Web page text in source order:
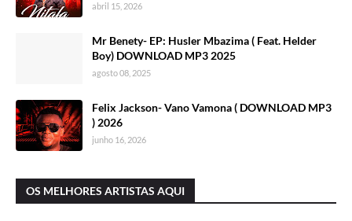
abril 15, 2026
Mr Benety- EP: Husler Mbazima ( Feat. Helder
Boy) DOWNLOAD MP3 2025
agosto 08, 2025
Felix Jackson- Vano Vamona ( DOWNLOAD MP3
) 2026
junho 16, 2026
OS MELHORES ARTISTAS AQUI